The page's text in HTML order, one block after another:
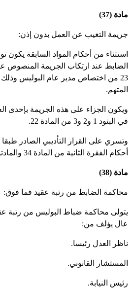
(37)
التغيب عن العمل بدون إذن:
من أحكام المواد السابقة يكون
23 من اختصاص مدير عام البوليس وذلك
الجزاء على هذه الجريمة بإحدى
1 و2 و3 من المادة 22.
على القرار التأديبي الصادر طبقا
الفقرة الثانية من المادة 34 والمادتين 35 و36.
(38)
الضابط من رتبة عقيد فما فوق:
محاكمة ضباط البوليس من رتبة
يؤلف من:
العدل رئيسا.
القانوني.
النيابة.